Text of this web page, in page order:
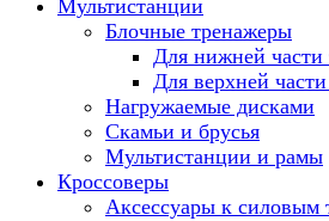
Мультистанции
Блочные тренажеры
Для нижней части
Для верхней части
Нагружаемые дисками
Скамьи и брусья
Мультистанции и рамы
Кроссоверы
Аксессуары к силовым